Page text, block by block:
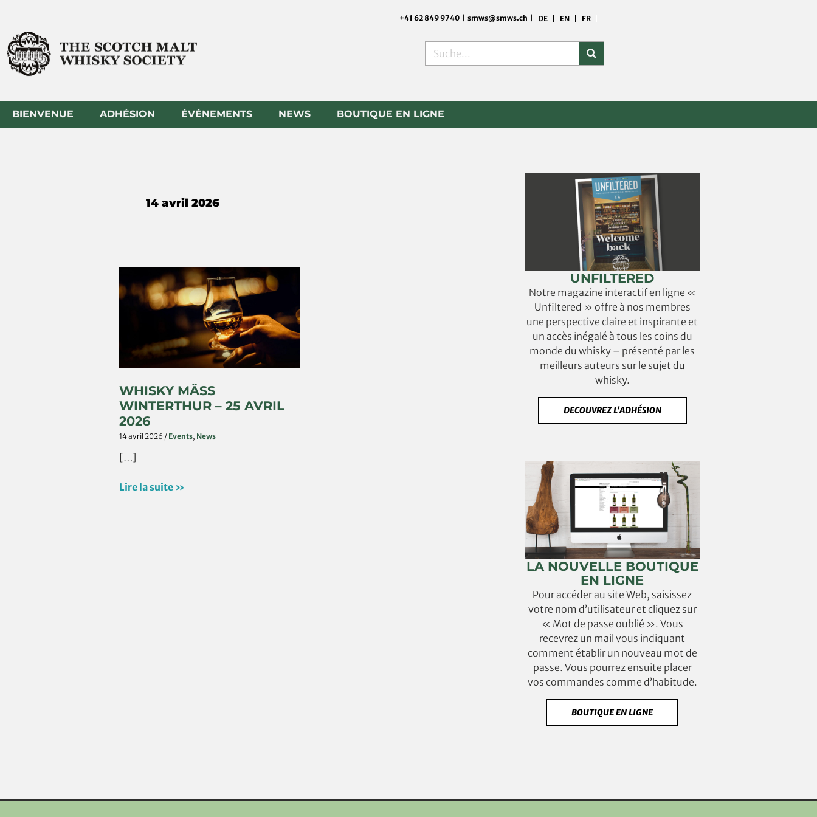
contenu
+41 62 849 9740 smws@smws.ch DE EN FR
Rechercher
BIENVENUE ADHÉSION ÉVÉNEMENTS NEWS BOUTIQUE EN LIGNE
14 avril 2026
WHISKY MÄSS
WINTERTHUR – 25 AVRIL
2026
14 avril 2026 / Events, News
[…]
Mäss
Winterthur
Avril
Lire la suite »
UNFILTERED
Notre magazine interactif en ligne «
Unfiltered » offre à nos membres
une perspective claire et inspirante et
un accès inégalé à tous les coins du
monde du whisky – présenté par les
meilleurs auteurs sur le sujet du
whisky.
DECOUVREZ L'ADHÉSION
LA NOUVELLE BOUTIQUE
EN LIGNE
Pour accéder au site Web, saisissez
votre nom d’utilisateur et cliquez sur
« Mot de passe oublié ». Vous
recevrez un mail vous indiquant
comment établir un nouveau mot de
passe. Vous pourrez ensuite placer
vos commandes comme d’habitude.
BOUTIQUE EN LIGNE